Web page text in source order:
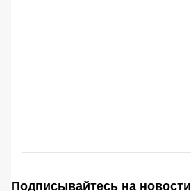
Подписывайтесь на